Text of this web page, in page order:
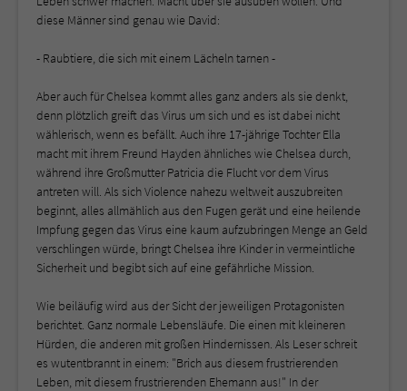
diese Männer sind genau wie David:
- Raubtiere, die sich mit einem Lächeln tarnen -
Aber auch für Chelsea kommt alles ganz anders als sie denkt,
denn plötzlich greift das Virus um sich und es ist dabei nicht
wählerisch, wenn es befällt. Auch ihre 17-jährige Tochter Ella
macht mit ihrem Freund Hayden ähnliches wie Chelsea durch,
während ihre Großmutter Patricia die Flucht vor dem Virus
antreten will. Als sich Violence nahezu weltweit auszubreiten
beginnt, alles allmählich aus den Fugen gerät und eine heilende
Impfung gegen das Virus eine kaum aufzubringen Menge an Geld
verschlingen würde, bringt Chelsea ihre Kinder in vermeintliche
Sicherheit und begibt sich auf eine gefährliche Mission.
Wie beiläufig wird aus der Sicht der jeweiligen Protagonisten
berichtet. Ganz normale Lebensläufe. Die einen mit kleineren
Hürden, die anderen mit großen Hindernissen. Als Leser schreit
es wutentbrannt in einem: "Brich aus diesem frustrierenden
Leben, mit diesem frustrierenden Ehemann aus!" In der